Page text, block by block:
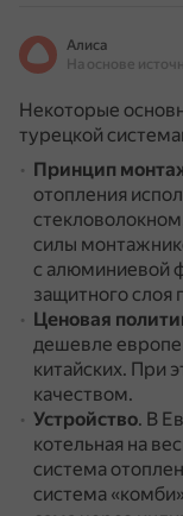
Алиса
Некоторые
турецкой
Принцип
отопления
силы
с алюминиевой
защитного слоя
Ценовая
дешевле
китайских. При
качеством.
Устройство. В
котельная на
система
система